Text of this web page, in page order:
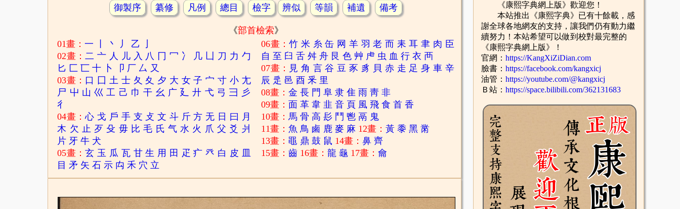
御製序 纂修 凡例 總目 檢字 辨似 等韻 補遺 備考
《部首檢索》
01畫：一 丶 丿 乙
02畫：二 亠 人 儿 入 八 冂 冖 冫 几 凵 刀 力 勹
匕 匚 匸 十 卜 卩 厂 厶 又
03畫： 口 囗 土 士 夂 夊 夕 大 女 子 宀 寸 小 尢
尸 屮 山 巛 工 己 巾 干 幺 广 廴 廾 弋 弓 彐 彡
彳
04畫：心 戈 戶 手 支 攴 文 斗 斤 方 无 日 曰 月
木 欠 止 歹 殳 毋 比 毛 氏 气 水 火 爪 父 爻 爿
片 牙 牛 犬
05畫：玄 玉 瓜 瓦 甘 生 用 田 疋 疒 癶 白 皮
目 矛 矢 石 示 禸 禾 穴 立
06畫：竹 米 糸 缶 网 羊 羽 老 而 耒 耳 聿 肉 臣
自 至 臼 舌 舛 舟 艮 色 艸 虍 虫 血 行 衣 襾
07畫： 見 角 言 谷 豆 豕 豸 貝 赤 走 足 身 車 辛
辰 辵 邑 酉 釆 里
08畫：金 長 門 阜 隶 隹 雨 靑 非
09畫： 面 革 韋 韭 音 頁 風 飛 食 首 香
10畫：馬 骨 高 髟 鬥 鬯 鬲 鬼
11畫：魚 鳥 鹵 鹿 麥 麻 12畫：黃 黍 黑 黹
13畫：黽 鼎 鼓 鼠 14畫：鼻 齊
15畫：齒 16畫：龍 龜 17畫：龠
《康熙字典網上版》歡迎您！
本站推出《康熙字典》已有十餘載，感
謝全球各地網友的支持，讓我們仍有動力繼
續努力！本站希望可以做到校對最完整的
《康熙字典網上版》！
官網： https://KangXiZiDian.com
臉書： https://facebook.com/kangxicj
油管： https://youtube.com/@kangxicj
Ｂ站： https://space.bilibili.com/362131683